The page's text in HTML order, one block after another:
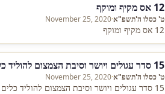
12 אס מקיף ומוקף
ט' כסלו ה'תשפ"א·
November 25, 2020
12 אס מקיף ומוקף
15 סדר עגולים ויושר וסיבת הצמצום להוליד כלים
ט' כסלו ה'תשפ"א·
November 25, 2020
15 סדר עגולים ויושר וסיבת הצמצום להוליד כלים